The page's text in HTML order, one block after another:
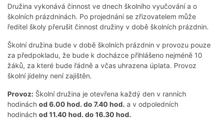
Družina vykonává činnost ve dnech školního vyučování a o
školních prázdninách. Po projednání se zřizovatelem může
ředitel školy přerušit činnost družiny v době školních prázdnin.
Školní družina bude v době školních prázdnin v provozu pouze
za předpokladu, že bude k docházce přihlášeno nejméně 10
žáků, za které bude řádně a včas uhrazena úplata. Provoz
školní jídelny není zajištěn.
Provoz: Školní družina je otevřena každý den v ranních
hodinách od 6.00 hod. do 7.40 hod. a v odpoledních
hodinách od 11.40 hod. do 16.30 hod.